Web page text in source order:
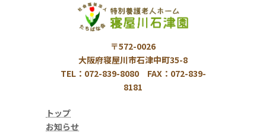
〒572-0026
大阪府寝屋川市石津中町35-8
TEL：072-839-8080 FAX：072-839-
8181
トップ
お知らせ